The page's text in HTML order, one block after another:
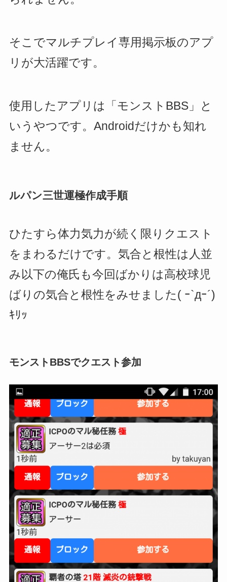
そこでマルチプレイ専用掲示板のアプ
リが大活躍です。
使用したアプリは「モンストBBS」と
いうやつです。Androidだけかも知れ
ません。
ルパン三世運極作成手順
ひたすら体力気力が続く限りクエスト
をまわるだけです。気合と根性は人並
み以下の俺氏も今回ばかりは高校球児
ばりの気合と根性をみせました( ｰ`дｰ´)
ｷﾘｯ
モンストBBSでクエスト参加